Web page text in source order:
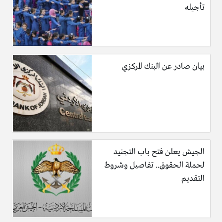
تأجيله
بيان صادر عن البنك المركزي
الجيش يعلن فتح باب التجنيد
لحملة الحقوق.. تفاصيل وشروط
التقديم